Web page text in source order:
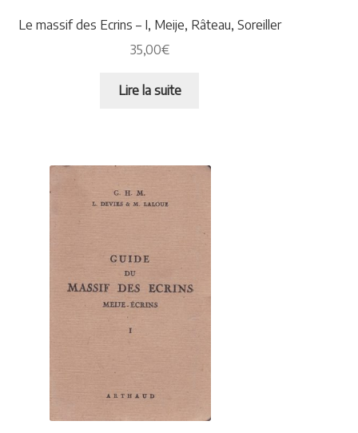
Le massif des Ecrins – I, Meije, Râteau, Soreiller
35,00€
Lire la suite